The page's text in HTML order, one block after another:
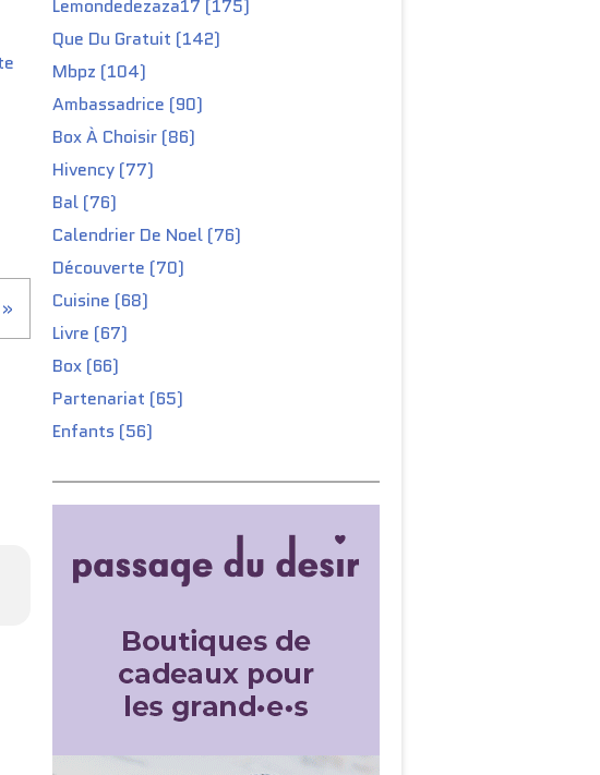
Lemondedezaza17 (175)
Que Du Gratuit (142)
Mbpz (104)
Ambassadrice (90)
Box À Choisir (86)
Hivency (77)
Bal (76)
Calendrier De Noel (76)
Découverte (70)
Cuisine (68)
Livre (67)
Box (66)
Partenariat (65)
Enfants (56)